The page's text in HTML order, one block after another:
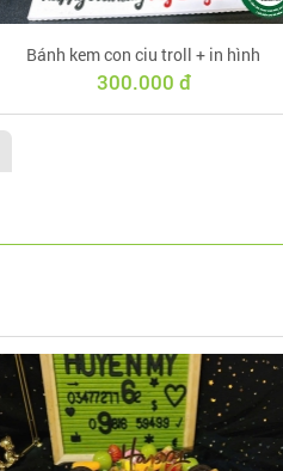
Bánh kem con ciu troll + in hình
300.000 đ